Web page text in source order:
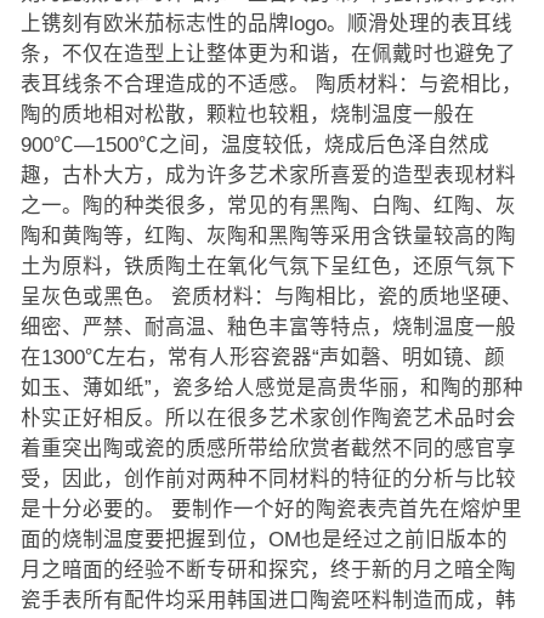
上镌刻有欧米茄标志性的品牌logo。顺滑处理的表耳线
条，不仅在造型上让整体更为和谐，在佩戴时也避免了
表耳线条不合理造成的不适感。 陶质材料：与瓷相比，
陶的质地相对松散，颗粒也较粗，烧制温度一般在
900℃—1500℃之间，温度较低，烧成后色泽自然成
趣，古朴大方，成为许多艺术家所喜爱的造型表现材料
之一。陶的种类很多，常见的有黑陶、白陶、红陶、灰
陶和黄陶等，红陶、灰陶和黑陶等采用含铁量较高的陶
土为原料，铁质陶土在氧化气氛下呈红色，还原气氛下
呈灰色或黑色。 瓷质材料：与陶相比，瓷的质地坚硬、
细密、严禁、耐高温、釉色丰富等特点，烧制温度一般
在1300℃左右，常有人形容瓷器“声如磬、明如镜、颜
如玉、薄如纸”，瓷多给人感觉是高贵华丽，和陶的那种
朴实正好相反。所以在很多艺术家创作陶瓷艺术品时会
着重突出陶或瓷的质感所带给欣赏者截然不同的感官享
受，因此，创作前对两种不同材料的特征的分析与比较
是十分必要的。 要制作一个好的陶瓷表壳首先在熔炉里
面的烧制温度要把握到位，OM也是经过之前旧版本的
月之暗面的经验不断专研和探究，终于新的月之暗全陶
瓷手表所有配件均采用韩国进口陶瓷呸料制造而成，韩